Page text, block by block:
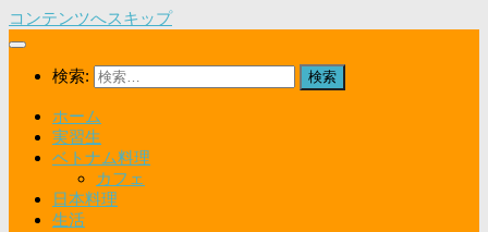
コンテンツへスキップ
検索:
ホーム
実習生
ベトナム料理
カフェ
日本料理
生活